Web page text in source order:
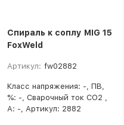
Спираль к соплу MIG 15
FoxWeld
Артикул: fw02882
Класс напряжения: -, ПВ,
%: -, Сварочный ток CO2 ,
А: -, Артикул: 2882